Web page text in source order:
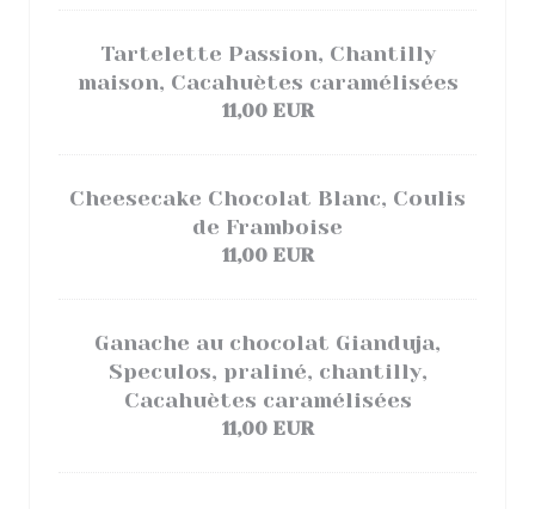
Tartelette Passion, Chantilly
maison, Cacahuètes caramélisées
11,00 EUR
Cheesecake Chocolat Blanc, Coulis
de Framboise
11,00 EUR
Ganache au chocolat Gianduja,
Speculos, praliné, chantilly,
Cacahuètes caramélisées
11,00 EUR